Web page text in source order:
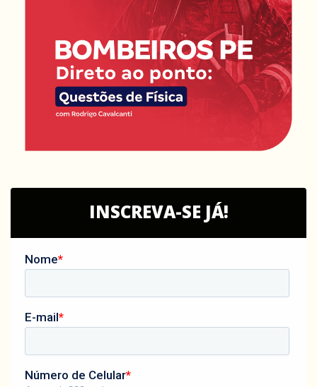
INSCREVA-SE JÁ!